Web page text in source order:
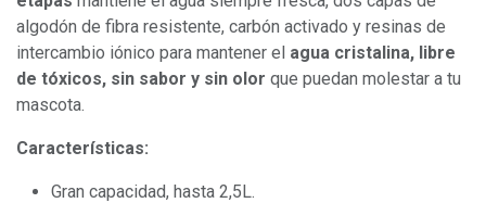
algodón de fibra resistente, carbón activado y resinas de
intercambio iónico para mantener el agua cristalina, libre
de tóxicos, sin sabor y sin olor que puedan molestar a tu
mascota.
Características:
Gran capacidad, hasta 2,5L.